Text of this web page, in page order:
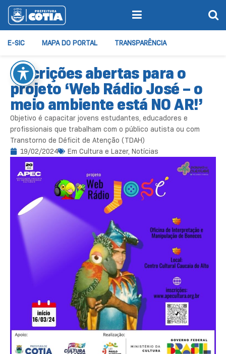
E-SIC MAPA DO PORTAL TRANSPARÊNCIA
Inscrições abertas para o
projeto ‘Web Rádio José – o
meio ambiente está NO AR!’
Objetivo é capacitar jovens estudantes, educadores e
profissionais que trabalham com o público autista ou com
Transtorno de Déficit de Atenção (TDAH)
19/02/2024
Em Cultura e Lazer, Notícias